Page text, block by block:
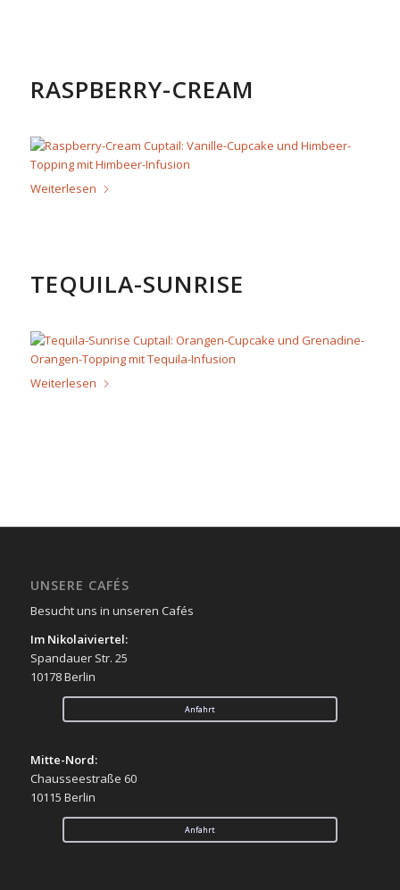
RASPBERRY-CREAM
Weiterlesen
TEQUILA-SUNRISE
Weiterlesen
UNSERE CAFÉS
Besucht uns in unseren Cafés
Im Nikolaiviertel:
Spandauer Str. 25
10178 Berlin
Anfahrt
Mitte-Nord:
Chausseestraße 60
10115 Berlin
Anfahrt